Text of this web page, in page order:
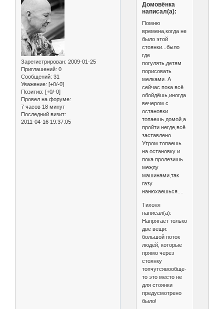
Зарегистрирован: 2009-01-25
Приглашений: 0
Сообщений: 31
Уважение: [+0/-0]
Позитив: [+0/-0]
Провел на форуме:
7 часов 18 минут
Последний визит:
2011-04-16 19:37:05
Домовёнка
написал(а):
Помню
времена,когда не
было этой
стоянки...было
где
погулять,детям
порисовать
мелками. А
сейчас пока всё
обойдёшь,иногда
вечером с
остановки
топаешь домой,а
пройти негде,всё
заставлено.
Утром топаешь
на остановку и
пока пролезишь
между
машинами,так
газу
нанюхаешься....
Тихоня
написал(а):
Напрягает только
две вещи:
большой поток
людей, которые
прямо через
стоянку
топчутсявообще-
то это место не
для стоянки
предусмотрено
было!